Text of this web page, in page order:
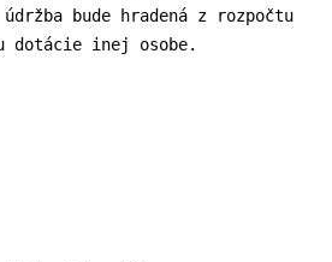
bude hradená z rozpočtu
dotácie inej osobe.